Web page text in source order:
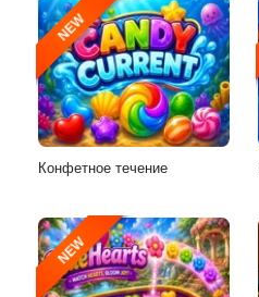
NEW
Конфетное течение
NEW